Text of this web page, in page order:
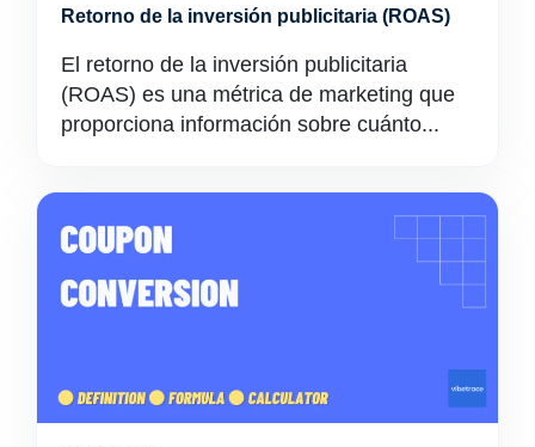
Retorno de la inversión publicitaria (ROAS)
El retorno de la inversión publicitaria
(ROAS) es una métrica de marketing que
proporciona información sobre cuánto...